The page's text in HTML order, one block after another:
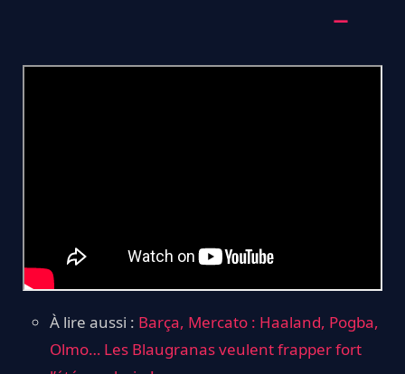
À lire aussi : Barça, Mercato : Haaland, Pogba,
Olmo… Les Blaugranas veulent frapper fort